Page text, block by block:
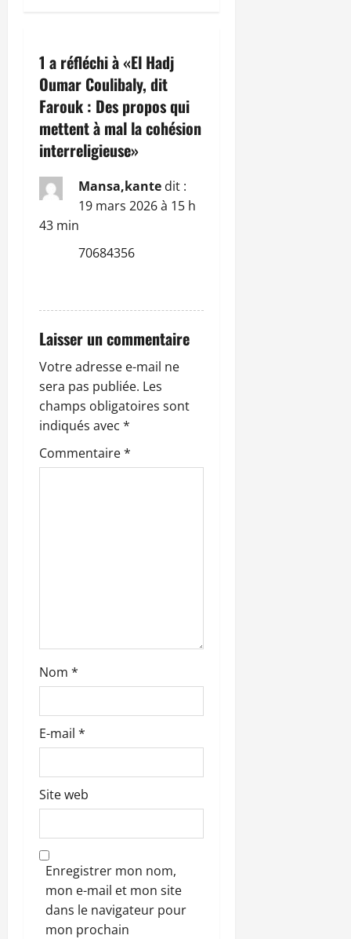
o
n
d
’
a
r
c
l
e
1 a réfléchi à «El Hadj
Oumar Coulibaly, dit
Farouk : Des propos qui
mettent à mal la cohésion
interreligieuse»
Mansa,kante dit :
19 mars 2026 à 15 h
43 min
70684356
Laisser un commentaire
Votre adresse e-mail ne
sera pas publiée. Les
champs obligatoires sont
indiqués avec *
Commentaire*
Nom *
E-mail *
Site web
Enregistrer mon nom,
mon e-mail et mon site
dans le navigateur pour
mon prochain